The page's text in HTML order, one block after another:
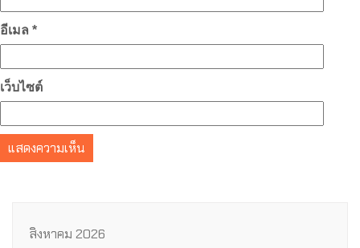
อีเมล *
เว็บไซต์
สิงหาคม 2026